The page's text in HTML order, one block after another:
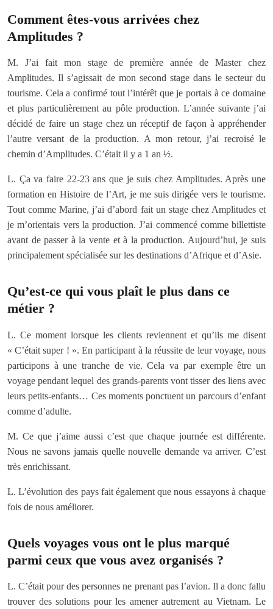
Comment êtes-vous arrivées chez
Amplitudes ?
M. J’ai fait mon stage de première année de Master chez
Amplitudes. Il s’agissait de mon second stage dans le secteur du
tourisme. Cela a confirmé tout l’intérêt que je portais à ce domaine
et plus particulièrement au pôle production. L’année suivante j’ai
décidé de faire un stage chez un réceptif de façon à appréhender
l’autre versant de la production. A mon retour, j’ai recroisé le
chemin d’Amplitudes. C’était il y a 1 an ½.
L. Ça va faire 22-23 ans que je suis chez Amplitudes. Après une
formation en Histoire de l’Art, je me suis dirigée vers le tourisme.
Tout comme Marine, j’ai d’abord fait un stage chez Amplitudes et
je m’orientais vers la production. J’ai commencé comme billettiste
avant de passer à la vente et à la production. Aujourd’hui, je suis
principalement spécialisée sur les destinations d’Afrique et d’Asie.
Qu’est-ce qui vous plaît le plus dans ce
métier ?
L. Ce moment lorsque les clients reviennent et qu’ils me disent
« C’était super ! ». En participant à la réussite de leur voyage, nous
participons à une tranche de vie. Cela va par exemple être un
voyage pendant lequel des grands-parents vont tisser des liens avec
leurs petits-enfants… Ces moments ponctuent un parcours d’enfant
comme d’adulte.
M. Ce que j’aime aussi c’est que chaque journée est différente.
Nous ne savons jamais quelle nouvelle demande va arriver. C’est
très enrichissant.
L. L’évolution des pays fait également que nous essayons à chaque
fois de nous améliorer.
Quels voyages vous ont le plus marqué
parmi ceux que vous avez organisés ?
L. C’était pour des personnes ne prenant pas l’avion. Il a donc fallu
trouver des solutions pour les amener autrement au Vietnam. Le